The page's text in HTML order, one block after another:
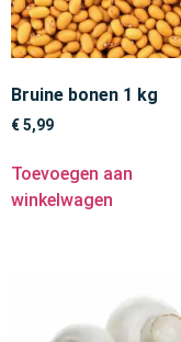
Bruine bonen 1 kg
€5,99
Toevoegen aan
winkelwagen